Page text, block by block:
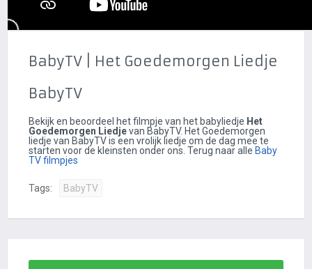
BabyTV | Het Goedemorgen Liedje
BabyTV
Bekijk en beoordeel het filmpje van het babyliedje Het
Goedemorgen Liedjevan BabyTV. Het Goedemorgen
liedje van BabyTV is een vrolijk liedje om de dag mee te
starten voor de kleinsten onder ons. Terug naar alle Baby
TV filmpjes
Tags: BabyTV